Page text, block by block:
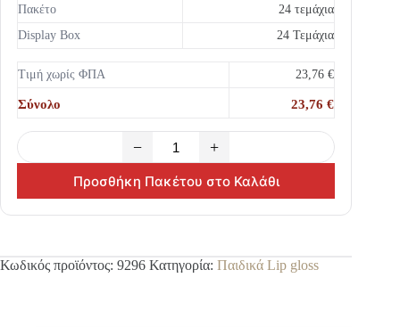
Πακέτο
24 τεμάχια
Display Box
24 Τεμάχια
Τιμή χωρίς ΦΠΑ 23,76 €
Σύνολο 23,76 €
− +
Προσθήκη Πακέτου στο Καλάθι
Κωδικός προϊόντος: 9296 Κατηγορία: Παιδικά Lip gloss